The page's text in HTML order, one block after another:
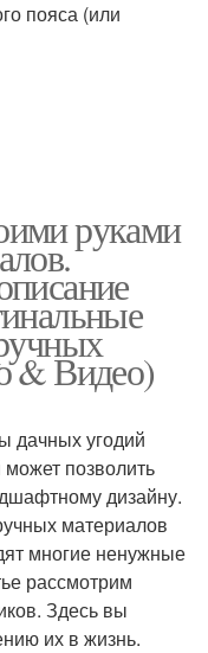
пояса (или
руками
& Видео)
дачных угодий
позволить
дизайну.
материалов
многие ненужные
рассмотрим
Здесь вы
их в жизнь.